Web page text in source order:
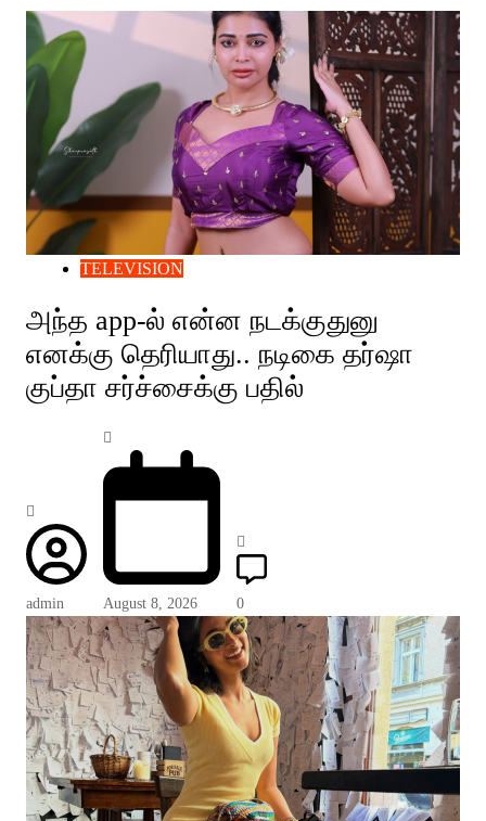
TELEVISION
அந்த app-ல் என்ன நடக்குதுனு
எனக்கு தெரியாது.. நடிகை தர்ஷா
குப்தா சர்ச்சைக்கு பதில்
admin August 8, 2026 0